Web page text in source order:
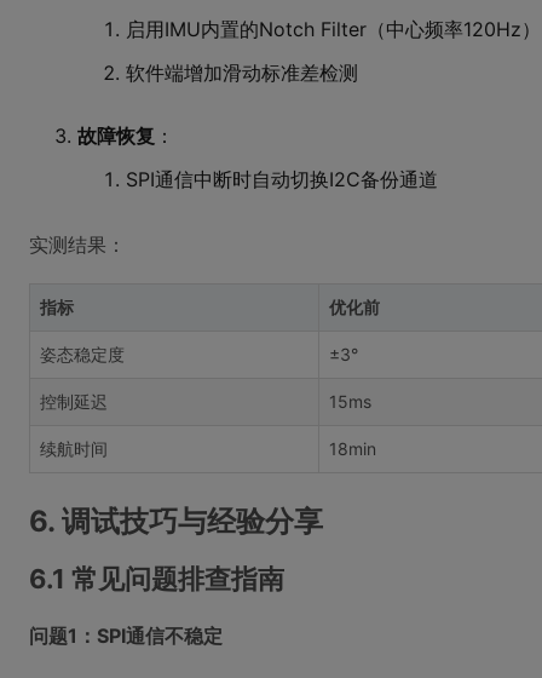
启用IMU内置的Notch Filter（中心频率120Hz）
软件端增加滑动标准差检测
故障恢复 ：
SPI通信中断时自动切换I2C备份通道
实测结果：
指标 优化前
姿态稳定度 ±3°
控制延迟 15ms
续航时间 18min
6. 调试技巧与经验分享
6.1 常见问题排查指南
问题1：SPI通信不稳定